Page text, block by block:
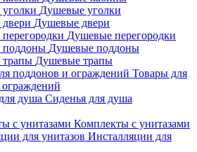
Душевые уголки
Душевые двери
Душевые перегородки
Душевые поддоны
Душевые трапы
Товары для
Сиденья для душа
Комплекты с унитазами
Инсталляции для